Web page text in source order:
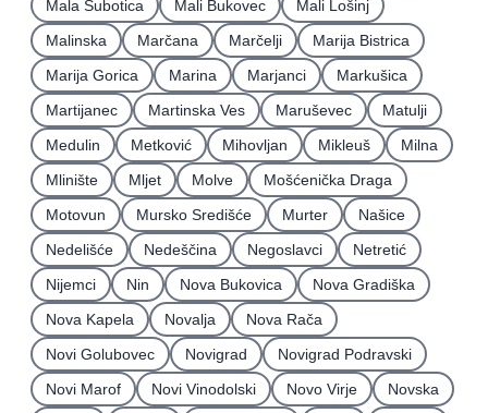
Mala Subotica
Mali Bukovec
Mali Lošinj
Malinska
Marčana Marčelji
Marija Bistrica
Marija Gorica
Marina Marjanci
Markušica
Martijanec
Martinska Ves Maruševec
Matulji
Medulin
Metković Mihovljan Mikleuš
Milna
Mlinište
Mljet Molve
Mošćenička Draga
Motovun
Mursko Središće Murter
Našice
Nedelišće
Nedeščina Negoslavci
Netretić
Nijemci
Nin Nova Bukovica
Nova Gradiška
Nova Kapela
Novalja
Nova Rača
Novi Golubovec
Novigrad
Novigrad Podravski
Novi Marof
Novi Vinodolski Novo Virje
Novska